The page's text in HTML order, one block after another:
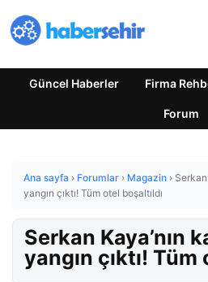
Güncel Haberler Firma
Forum
Ana sayfa › Forumlar › Magazin › Serkan
yangın çıktı! Tüm otel boşaltıldı
Serkan Kaya’nın
yangın çıktı! Tüm